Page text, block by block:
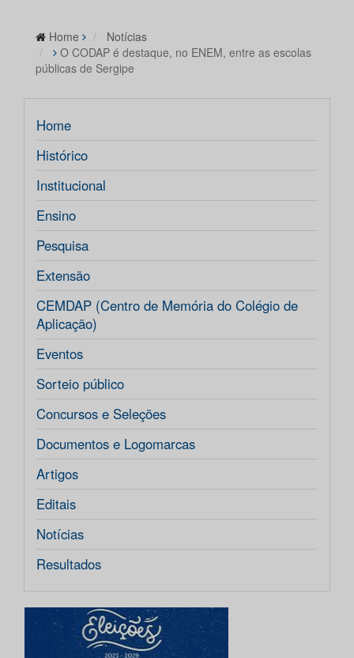
Home
Notícias
O CODAP é destaque, no ENEM, entre as escolas
públicas de Sergipe
Home
Histórico
Institucional
Ensino
Pesquisa
Extensão
CEMDAP (Centro de Memória do Colégio de
Aplicação)
Eventos
Sorteio público
Concursos e Seleções
Documentos e Logomarcas
Artigos
Editais
Notícias
Resultados